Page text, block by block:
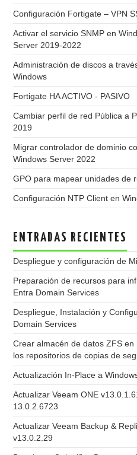
Configuración Fortigate – VPN
Activar el servicio SNMP en
Server 2019-2022
Administración de discos a
Windows
Fortigate HA ACTIVO - PASIVO
Cambiar perfil de red Pública a
2019
Migrar controlador de dominio
Windows Server 2022
GPO para mapear unidades de
Configuración NTP Client en
ENTRADAS RECIENTES
Despliegue y configuración de
Preparación de recursos para
Entra Domain Services
Despliegue, Instalación y
Domain Services
Crear almacén de datos ZFS
los repositorios de copias de
Actualización In-Place a
Actualizar Veeam ONE
13.0.2.6723
Actualizar Veeam Backup &
v13.0.2.29